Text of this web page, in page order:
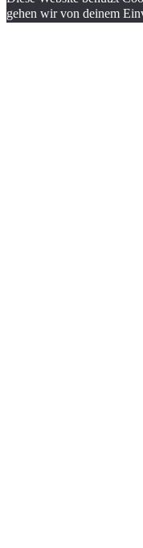
gehen wir von deinem